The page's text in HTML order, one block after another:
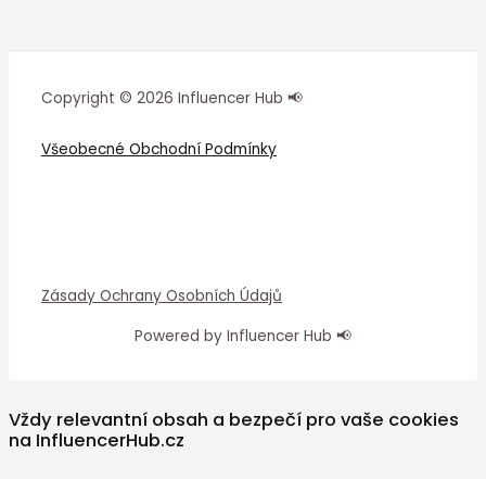
Copyright © 2026 Influencer Hub 📢
Všeobecné Obchodní Podmínky
Zásady Ochrany Osobních Údajů
Powered by Influencer Hub 📢
Vždy relevantní obsah a bezpečí pro vaše cookies
na InfluencerHub.cz